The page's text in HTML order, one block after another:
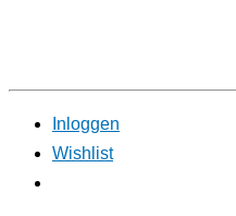
Inloggen
Wishlist